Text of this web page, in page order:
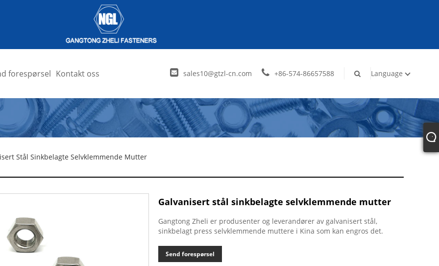
forespørsel Kontakt oss sales10@gtzl-cn.com +86-574-86657588 Language
Stål Sinkbelagte Selvklemmende Mutter
Galvanisert stål sinkbelagte selvklemmende mutter
Gangtong Zheli er produsenter og leverandører av galvanisert stål,
sinkbelagt press selvklemmende muttere i Kina som kan engros det.
Send forespørsel